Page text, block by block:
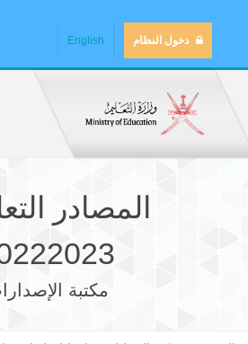
دخول النظام English
المصادر
مكتبة